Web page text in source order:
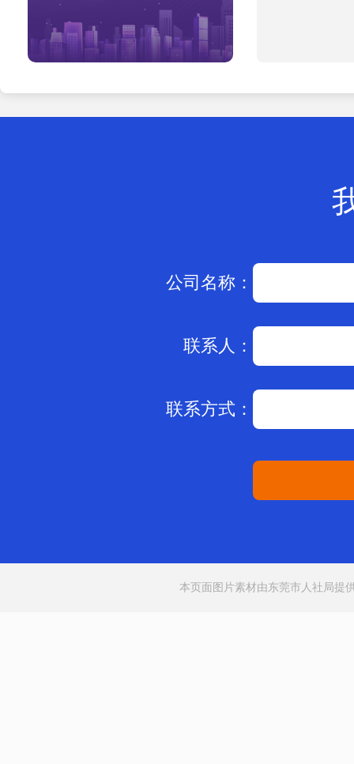
公司名称：
联系人：
联系方式：
本页面图片素材由东莞市人社局提